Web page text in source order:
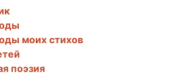
моих стихов
поэзия